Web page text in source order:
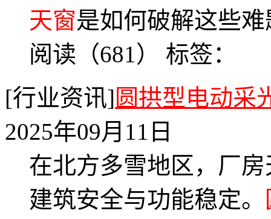
天窗是如何破解这些
阅读（681） 标签：
[行业资讯]圆拱型电动采
2025年09月11日
在北方多雪地区，厂
建筑安全与功能稳定。